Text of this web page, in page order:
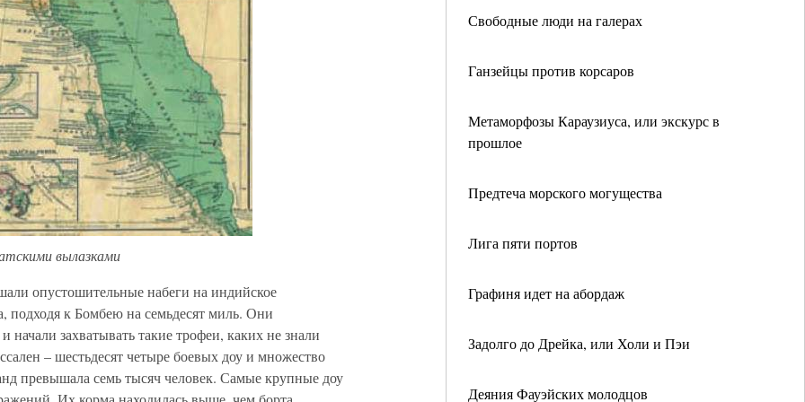
Свободные люди на галерах
Ганзейцы против корсаров
Метаморфозы Караузиуса, или экскурс в
прошлое
Предтеча морского могущества
Лига пяти портов
Графиня идет на абордаж
Задолго до Дрейка, или Холи и Пэи
Деяния Фауэйских молодцов
вылазками
опустошительные набеги на индийское
подходя к Бомбею на семьдесят миль. Они
захватывать такие трофеи, каких не знали
– шестьдесят четыре боевых доу и множество
превышала семь тысяч человек. Самые крупные доу